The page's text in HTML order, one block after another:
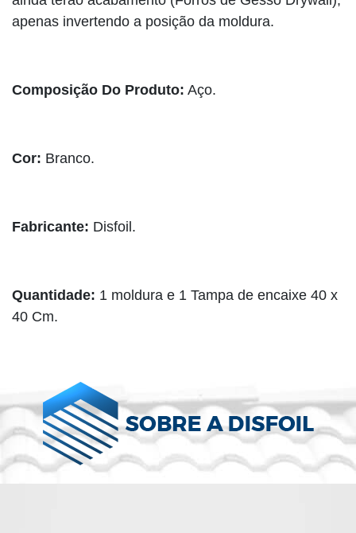
apenas invertendo a posição da moldura.
Composição Do Produto: Aço.
Cor: Branco.
Fabricante: Disfoil.
Quantidade: 1 moldura e 1 Tampa de encaixe 40 x
40 Cm.